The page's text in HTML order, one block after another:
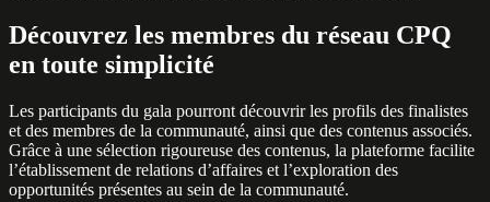
Découvrez les membres du réseau CPQ
en toute simplicité
Les participants du gala pourront découvrir les profils des finalistes
et des membres de la communauté, ainsi que des contenus associés.
Grâce à une sélection rigoureuse des contenus, la plateforme facilite
l’établissement de relations d’affaires et l’exploration des
opportunités présentes au sein de la communauté.